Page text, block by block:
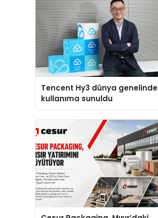
Tencent Hy3 dünya genelinde
kullanıma sunuldu